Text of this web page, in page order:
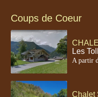
Coups de Coeur
Les
A partir
Chalet